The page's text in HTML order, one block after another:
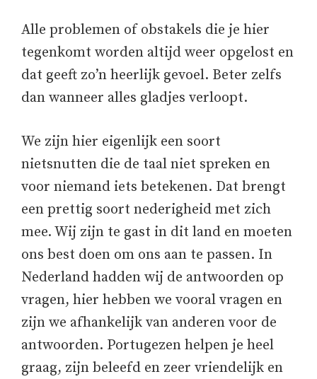
Alle problemen of obstakels die je hier
tegenkomt worden altijd weer opgelost en
dat geeft zo’n heerlijk gevoel. Beter zelfs
dan wanneer alles gladjes verloopt.
We zijn hier eigenlijk een soort
nietsnutten die de taal niet spreken en
voor niemand iets betekenen. Dat brengt
een prettig soort nederigheid met zich
mee. Wij zijn te gast in dit land en moeten
ons best doen om ons aan te passen. In
Nederland hadden wij de antwoorden op
vragen, hier hebben we vooral vragen en
zijn we afhankelijk van anderen voor de
antwoorden. Portugezen helpen je heel
graag, zijn beleefd en zeer vriendelijk en